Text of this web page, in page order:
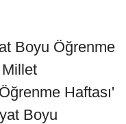
Boyu Öğrenme
Haftası'
Boyu